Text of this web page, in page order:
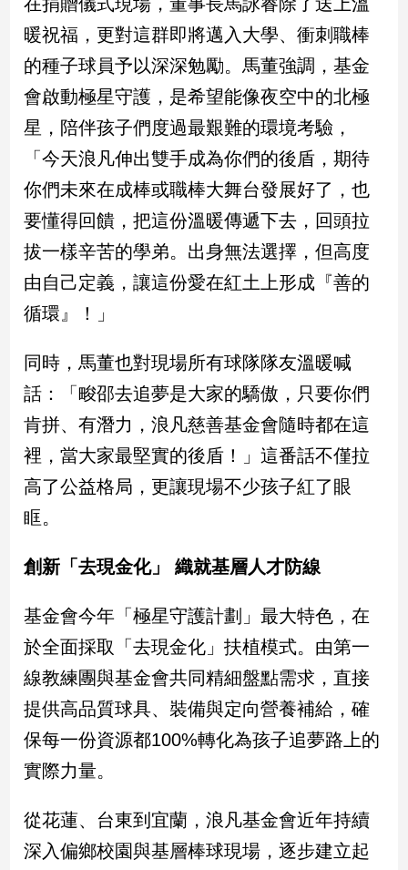
寵
物
Pet
音
專
區
合
作
媒
體
稿
專
區
【我
的
觀
暖祝福，更對這群即將邁入大學、衝刺職棒
的種子球員予以深深勉勵。馬董強調，基金
會啟動極星守護，是希望能像夜空中的北極
星，陪伴孩子們度過最艱難的環境考驗，
「今天浪凡伸出雙手成為你們的後盾，期待
你們未來在成棒或職棒大舞台發展好了，也
要懂得回饋，把這份溫暖傳遞下去，回頭拉
拔一樣辛苦的學弟。出身無法選擇，但高度
由自己定義，讓這份愛在紅土上形成『善的
循環』！」
同時，馬董也對現場所有球隊隊友溫暖喊
話：「畯邵去追夢是大家的驕傲，只要你們
肯拼、有潛力，浪凡慈善基金會隨時都在這
裡，當大家最堅實的後盾！」這番話不僅拉
高了公益格局，更讓現場不少孩子紅了眼
眶。
創新「去現金化」 織就基層人才防線
基金會今年「極星守護計劃」最大特色，在
於全面採取「去現金化」扶植模式。由第一
線教練團與基金會共同精細盤點需求，直接
提供高品質球具、裝備與定向營養補給，確
保每一份資源都100%轉化為孩子追夢路上的
實際力量。
從花蓮、台東到宜蘭，浪凡基金會近年持續
深入偏鄉校園與基層棒球現場，逐步建立起